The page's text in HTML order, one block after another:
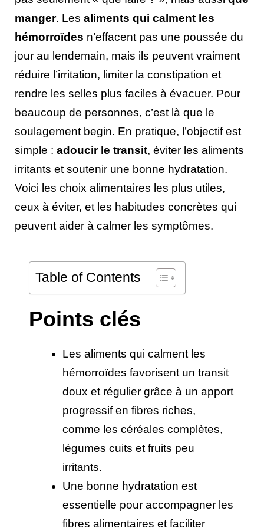
manger. Les aliments qui calment les
hémorroïdes n’effacent pas une poussée du
jour au lendemain, mais ils peuvent vraiment
réduire l’irritation, limiter la constipation et
rendre les selles plus faciles à évacuer. Pour
beaucoup de personnes, c’est là que le
soulagement begin. En pratique, l’objectif est
simple : adoucir le transit, éviter les aliments
irritants et soutenir une bonne hydratation.
Voici les choix alimentaires les plus utiles,
ceux à éviter, et les habitudes concrètes qui
peuvent aider à calmer les symptômes.
Table of Contents
Points clés
Les aliments qui calment les
hémorroïdes favorisent un transit
doux et régulier grâce à un apport
progressif en fibres riches,
comme les céréales complètes,
légumes cuits et fruits peu
irritants.
Une bonne hydratation est
essentielle pour accompagner les
fibres alimentaires et faciliter